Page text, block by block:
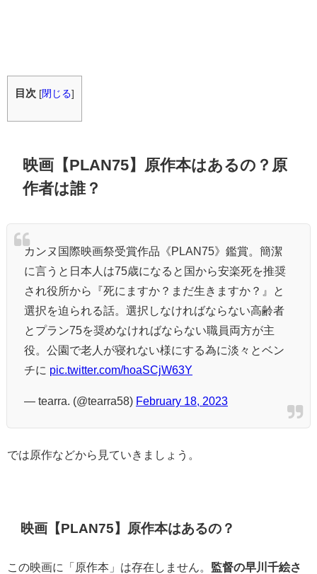
目次 [閉じる]
映画【PLAN75】原作本はあるの？原
作者は誰？
カンヌ国際映画祭受賞作品《PLAN75》鑑賞。簡潔
に言うと日本人は75歳になると国から安楽死を推奨
され役所から『死にますか？まだ生きますか？』と
選択を迫られる話。選択しなければならない高齢者
とプラン75を奨めなければならない職員両方が主
役。公園で老人が寝れない様にする為に淡々とベン
チに pic.twitter.com/hoaSCjW63Y
— tearra. (@tearra58) February 18, 2023
では原作などから見ていきましょう。
映画【PLAN75】原作本はあるの？
この映画に「原作本」は存在しません。 監督の早川千絵さ